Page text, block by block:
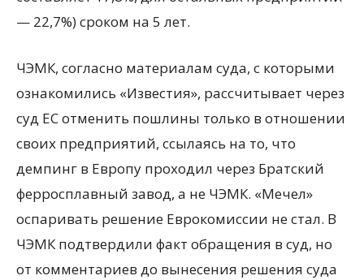
— 22,7%) сроком на 5 лет.
ЧЭМК, согласно материалам суда, с которыми
ознакомились «Известия», рассчитывает через
суд ЕС отменить пошлины только в отношении
своих предприятий, ссылаясь на то, что
демпинг в Европу проходил через Братский
ферросплавный завод, а не ЧЭМК. «Мечел»
оспаривать решение Еврокомиссии не стал. В
ЧЭМК подтвердили факт обращения в суд, но
от комментариев до вынесения решения суда